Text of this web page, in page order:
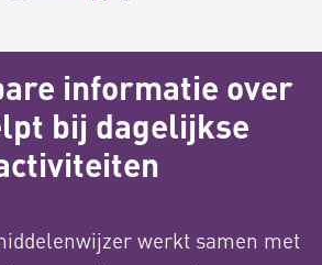
informatie over
bij dagelijkse
werkt samen met